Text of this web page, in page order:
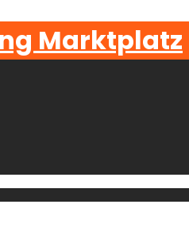
Marktplatz